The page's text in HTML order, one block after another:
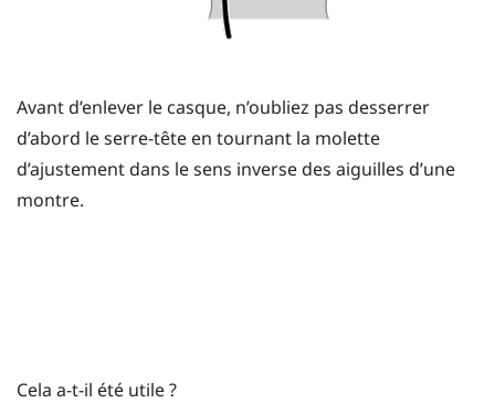
Avant d’enlever le casque, n’oubliez pas desserrer
d’abord le serre-tête en tournant la molette
d’ajustement dans le sens inverse des aiguilles d’une
montre.
Cela a-t-il été utile ?